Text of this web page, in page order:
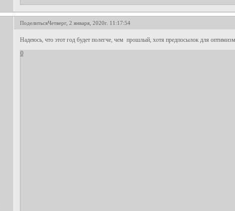
ПоделитьсяЧетверг, 2 января, 2020г. 11:17:54
Надеюсь, что этот год будет полегче, чем прошлый, хотя предпосылок для
0